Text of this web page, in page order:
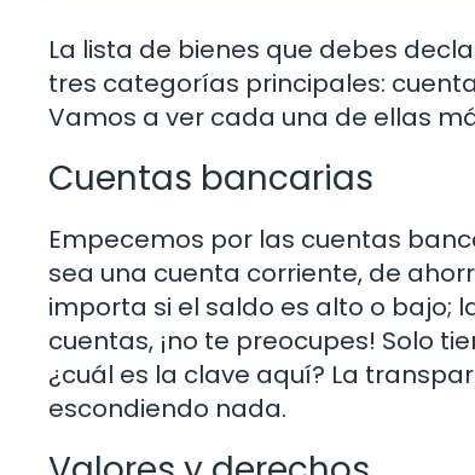
La lista de bienes que debes
tres categorías principales:
Vamos a ver cada una de ellas
Cuentas bancarias
Empecemos por las cuentas
sea una cuenta corriente, de
importa si el saldo es alto o bajo;
cuentas, ¡no te preocupes! Solo
¿cuál es la clave aquí? La
escondiendo nada.